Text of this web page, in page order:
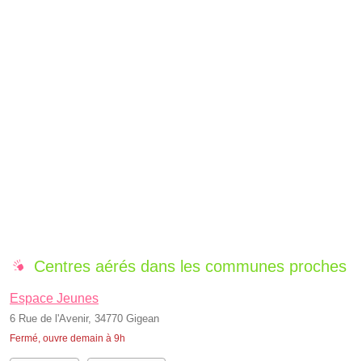
Centres aérés dans les communes proches
Espace Jeunes
6 Rue de l'Avenir, 34770 Gigean
Fermé, ouvre demain à 9h